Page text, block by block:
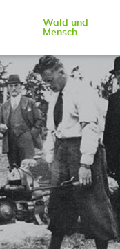
Wald und
Mensch